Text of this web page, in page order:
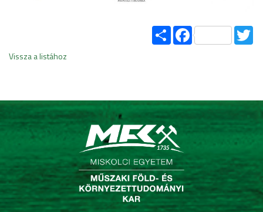
ShareFacebook
Vissza a listához